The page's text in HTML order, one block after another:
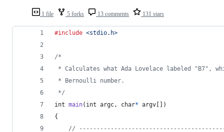
1 file 5 forks 13 comments 131 stars
#include <stdio.h>
/*
* Calculates what Ada Lovelace labeled "B7",
* Bernoulli number.
*/
int main( int argc, char* argv [])
{
//